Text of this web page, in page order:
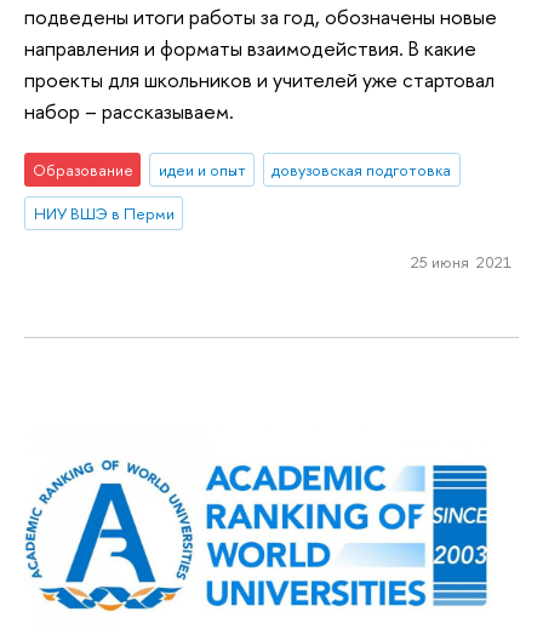
подведены итоги работы за год, обозначены новые
направления и форматы взаимодействия. В какие
проекты для школьников и учителей уже стартовал
набор – рассказываем.
Образование идеи и опыт
довузовская подготовка
НИУ ВШЭ в Перми
25 июня 2021